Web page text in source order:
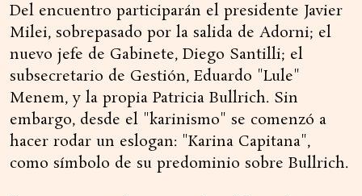
Del encuentro participarán el presidente Javier
Milei, sobrepasado por la salida de Adorni; el
nuevo jefe de Gabinete, Diego Santilli; el
subsecretario de Gestión, Eduardo "Lule"
Menem, y la propia Patricia Bullrich. Sin
embargo, desde el "karinismo" se comenzó a
hacer rodar un eslogan: "Karina Capitana",
como símbolo de su predominio sobre Bullrich.